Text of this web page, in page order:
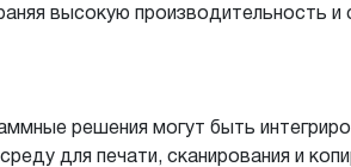
высокую производительность и
решения могут быть
для печати, сканирования и